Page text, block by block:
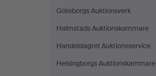
Göteborgs Auktionsverk
Halmstads Auktionskammare
Handelslagret Auktionsservice
Helsingborgs Auktionskammare